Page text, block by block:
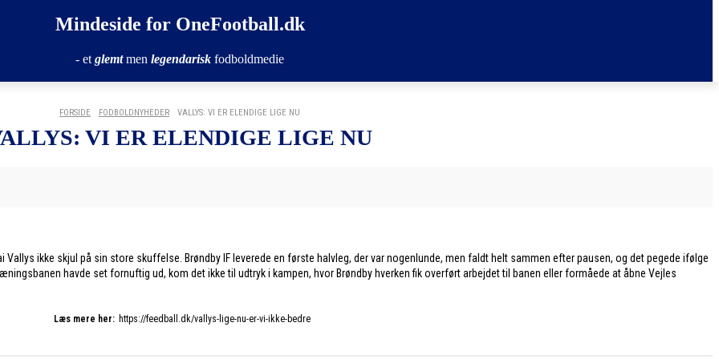
Mindeside for OneFootball.dk
- et glemtmen legendarisk fodboldmedie
FORSIDE FODBOLDNYHEDER VALLYS: VI ER ELENDIGE LIGE NU
VI ER ELENDIGE LIGE NU
ikke skjul på sin store skuffelse. Brøndby IF leverede en første halvleg, der var nogenlunde, men faldt helt sammen efter pausen, og det pegede ifølge
havde set fornuftig ud, kom det ikke til udtryk i kampen, hvor Brøndby hverken fik overført arbejdet til banen eller formåede at åbne Vejles
Læs mere her: https://feedball.dk/vallys-lige-nu-er-vi-ikke-bedre